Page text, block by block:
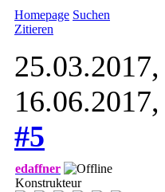
Homepage Suchen
Zitieren
#5
edaffner
Konstrukteur